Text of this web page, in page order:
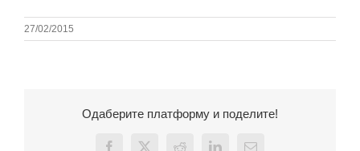
27/02/2015
Одаберите платформу и поделите!